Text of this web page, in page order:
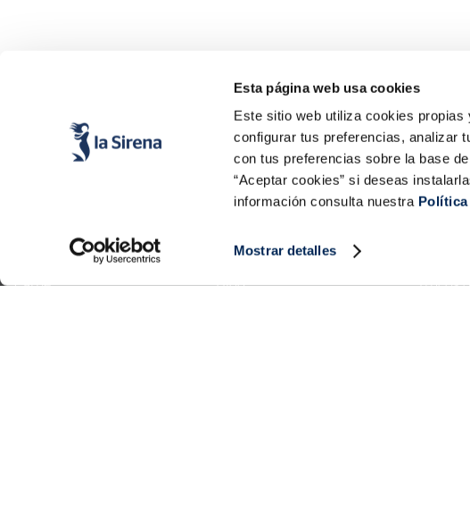
Esta página web usa cookies
Este sitio web utiliza cookies
configurar tus preferencias, analizar
con tus preferencias sobre la base
“Aceptar cookies” si deseas
información consulta nuestra
Mostrar detalles
Platos preparados
Carne
Conócenos
Noticias
Blog
la
Trucos